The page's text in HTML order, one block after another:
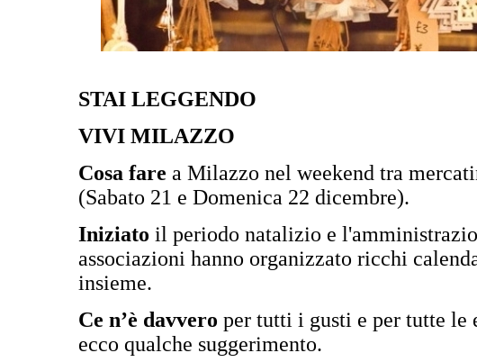
STAI LEGGENDO
VIVI MILAZZO
Cosa fare a Milazzo nel weekend tra
(Sabato 21 e Domenica 22 dicembre).
Iniziato il periodo natalizio e
associazioni hanno organizzato ricchi
insieme.
Ce n’è davvero per tutti i gusti e per tutte le
ecco qualche suggerimento.